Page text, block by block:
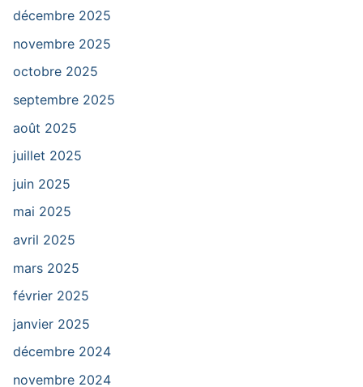
décembre 2025
novembre 2025
octobre 2025
septembre 2025
août 2025
juillet 2025
juin 2025
mai 2025
avril 2025
mars 2025
février 2025
janvier 2025
décembre 2024
novembre 2024